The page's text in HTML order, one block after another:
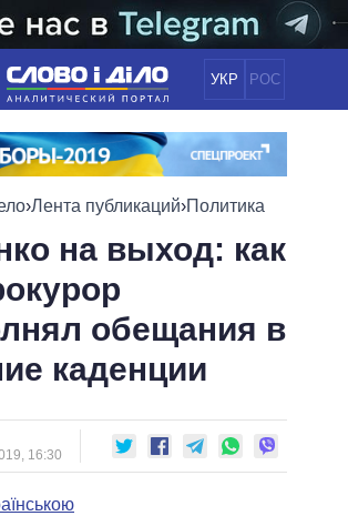
УКР РОС
НОВОСТИ
ОБЩЕСТВО
МИР
И ОФИС
МИНИСТРОВ
ИНФОГРАФИКА
ВИДЕО
ПОДДЕРЖАТЬ
СРАВНЕНИЕ ПОЛИТИКОВ
›Лента публикаций›Политика
на выход: как
обещания в
каденции
16:30